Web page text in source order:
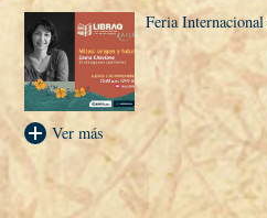
Feria
Ver más